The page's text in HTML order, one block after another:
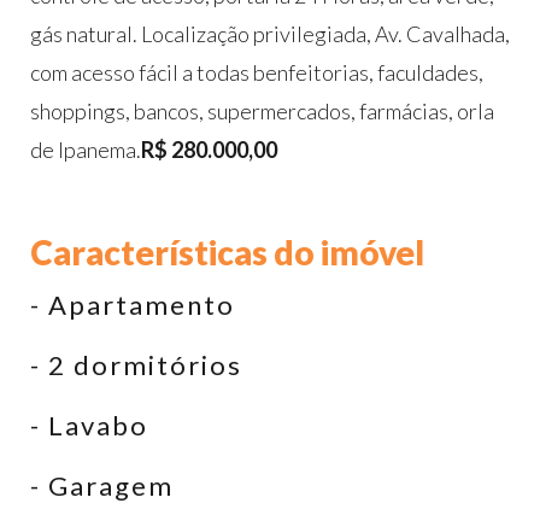
gás natural. Localização privilegiada, Av. Cavalhada,
com acesso fácil a todas benfeitorias, faculdades,
shoppings, bancos, supermercados, farmácias, orla
de Ipanema.R$ 280.000,00
Características do imóvel
- Apartamento
- 2 dormitórios
- Lavabo
- Garagem